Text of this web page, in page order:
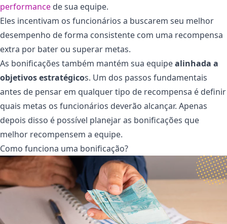
performance de sua equipe.
Eles incentivam os funcionários a buscarem seu melhor
desempenho de forma consistente com uma recompensa
extra por bater ou superar metas.
As bonificações também mantém sua equipealinhada a
objetivos estratégicos. Um dos passos fundamentais
antes de pensar em qualquer tipo de recompensa é definir
quais metas os funcionários deverão alcançar. Apenas
depois disso é possível planejar as bonificações que
melhor recompensem a equipe.
Como funciona uma bonificação?